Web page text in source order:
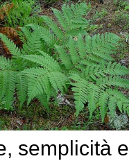
semplicità e